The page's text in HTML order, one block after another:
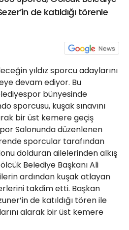
de katıldığı törenle
yıldız sporcu adaylarını
devam ediyor. Bu
bünyesinde
sporcusu, kuşak sınavını
bir üst kemere geçiş
Salonunda düzenlenen
sporcular tarafından
dolduran ailelerinden alkış
Belediye Başkanı Ali
ardından kuşak atlayan
takdim etti. Başkan
de katıldığı tören ile
alarak bir üst kemere
21 Gölcük
haber@golcukpostasi.com